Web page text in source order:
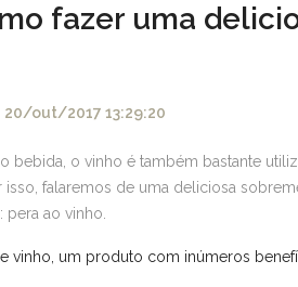
fazer uma
20/out/2017 13:29:20
bebida, o vinho é também bastante
isso, falaremos de uma deliciosa
ao vinho.
vinho, um produto com inúmeros